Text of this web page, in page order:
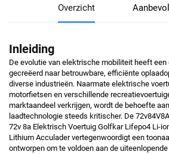
Overzicht
Inleiding
De evolutie van elektrische mobiliteit heeft een
gecreëerd naar betrouwbare, efficiënte
diverse industrieën. Naarmate elektrische
motorfietsen en verschillende
marktaandeel verkrijgen, wordt de behoefte
laadtechnologie steeds kritischer. De
72v 8a Elektrisch Voertuig Golfkar Lifepo4 Li-
Lithium Acculader vertegenwoordigt een
ontworpen om te voldoen aan de